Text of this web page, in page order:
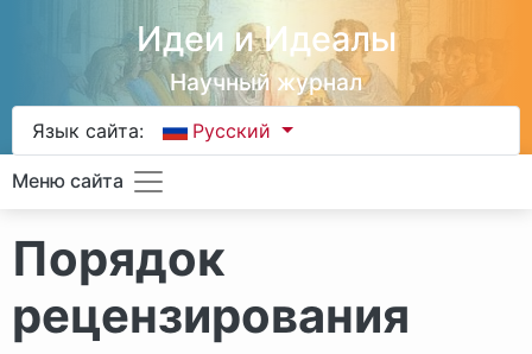
Идеи и Идеалы
Научный журнал
Язык сайта: Русский
Меню сайта
Порядок
рецензирования